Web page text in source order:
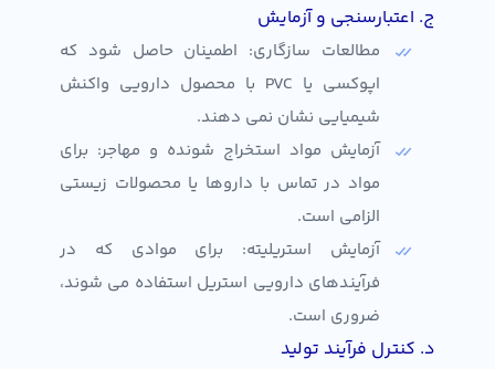
ج. اعتبارسنجی و آزمایش
مطالعات سازگاری: اطمینان حاصل شود که
اپوکسی یا PVC با محصول دارویی واکنش
شیمیایی نشان نمی دهند.
آزمایش مواد استخراج شونده و مهاجر: برای
مواد در تماس با داروها یا محصولات زیستی
الزامی است.
آزمایش استریلیته: برای موادی که در
فرآیندهای دارویی استریل استفاده می شوند،
ضروری است.
د. کنترل فرآیند تولید